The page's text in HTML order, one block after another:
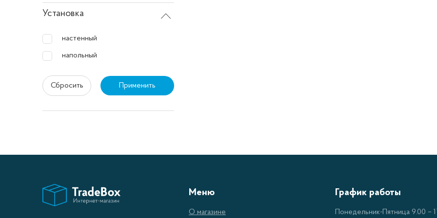
Установка
настенный
напольный
Сбросить Применить
Меню
О магазине
График работы
Понедельник-Пятница 9.00 –